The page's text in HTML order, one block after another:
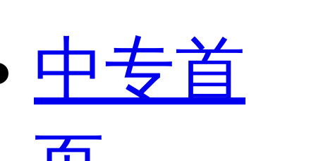
中专首